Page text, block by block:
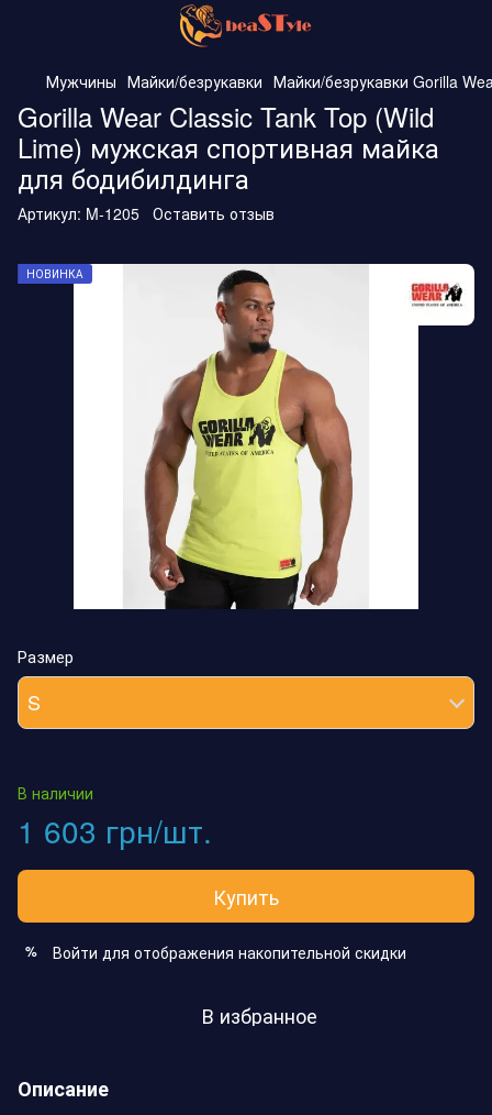
Мужчины Майки/безрукавки Майки/безрукавки Gorilla
Gorilla Wear Classic Tank Top (Wild
Lime) мужская спортивная майка
для бодибилдинга
Артикул: M-1205 Оставить отзыв
НОВИНКА
Размер
S
В наличии
1 603 грн/шт.
Купить
% Войти для отображения накопительной скидки
В избранное
Описание